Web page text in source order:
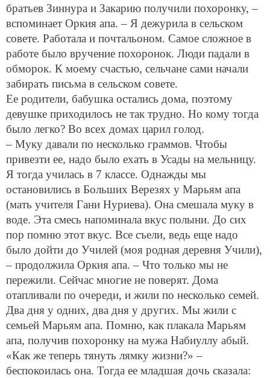
братьев Зиннура и Закарию получили похоронку, –
вспоминает Оркия апа. – Я дежурила в сельском
совете. Работала и почтальоном. Самое сложное в
работе было вручение похоронок. Люди падали в
обморок. К моему счастью, сельчане сами начали
забирать письма в сельском совете.
Ее родители, бабушка остались дома, поэтому
девушке приходилось не так трудно. Но кому тогда
было легко? Во всех домах царил голод.
– Муку давали по несколько граммов. Чтобы
привезти ее, надо было ехать в Усады на мельницу.
Я тогда училась в 7 классе. Однажды мы
остановились в Больших Верезях у Марьям апа
(мать учителя Гани Нуриева). Она смешала муку в
воде. Эта смесь напоминала вкус полыни. До сих
пор помню этот вкус. Все съели, ведь еще надо
было дойти до Училей (моя родная деревня Учили),
– продолжила Оркия апа. – Что только мы не
пережили. Сейчас многие не поверят. Дома
отапливали по очереди, и жили по несколько семей.
Два дня у одних, два дня у других. Мы жили с
семьей Марьям апа. Помню, как плакала Марьям
апа, получив похоронку на мужа Набиуллу абый.
«Как же теперь тянуть лямку жизни?» –
беспокоилась она. Тогда ее младшая дочь сказала: